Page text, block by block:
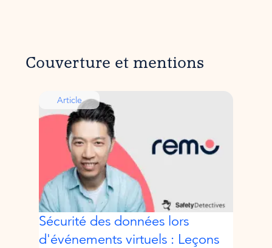
Couverture et mentions
Article
Sécurité des données lors
d'événements virtuels : Leçons